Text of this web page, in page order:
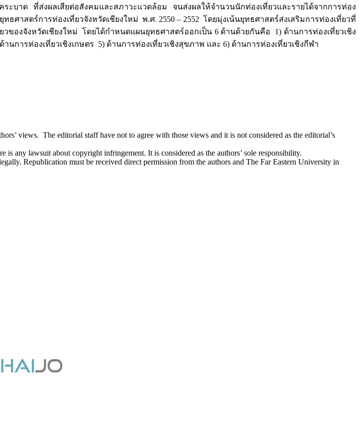
าด ที่ส่งผลเสียต่อสังคมและสภาวะแวดล้อม จนส่งผลให้จำนวนนักท่องเที่ยวและรายได้จากการท่อง
าสตร์การท่องเที่ยวจังหวัดเชียงใหม่ พ.ศ. 2550 – 2552 โดยมุ่งเน้นยุทธศาสตร์ส่งเสริมการท่องเที่ยวที่
องจังหวัดเชียงใหม่ โดยได้กำหนดแผนยุทธศาสตร์ออกเป็น 6 ด้านด้วยกันคือ 1) ด้านการท่องเที่ยวเชิง
การท่องเที่ยวเชิงเกษตร 5) ด้านการท่องเที่ยวเชิงสุขภาพ และ 6) ด้านการท่องเที่ยวเชิงกีฬา
views. The editorial staff have not to agree with those views and it is not considered as the editorial’s
any lawsuit about copyright infringement. It is considered as the authors’ sole responsibility.
Republication must be received direct permission from the authors and The Far Eastern University in